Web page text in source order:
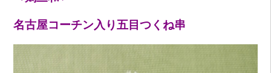
名古屋コーチン入り五目つくね串